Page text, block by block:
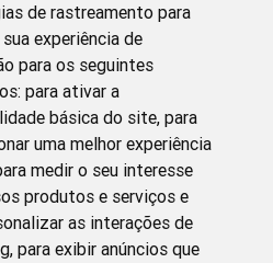
de rastreamento para
experiência de
para os seguintes
para ativar a
básica do site, para
uma melhor experiência
medir o seu interesse
produtos e serviços e
as interações de
, para exibir anúncios que